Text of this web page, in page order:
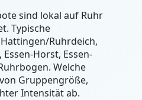
sind lokal auf Ruhr
Typische
Ruhrdeich,
Horst, Essen-
Welche
Gruppengröße,
Intensität ab.